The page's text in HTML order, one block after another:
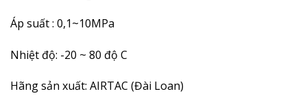
Áp suất : 0,1~10MPa
Nhiệt độ: -20 ~ 80 độ C
Hãng sản xuất: AIRTAC (Đài Loan)